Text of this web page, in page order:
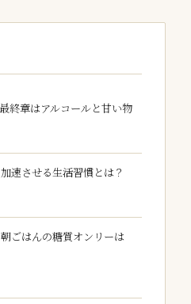
終章はアルコールと甘い物
速させる生活習慣とは？
ごはんの糖質オンリーは